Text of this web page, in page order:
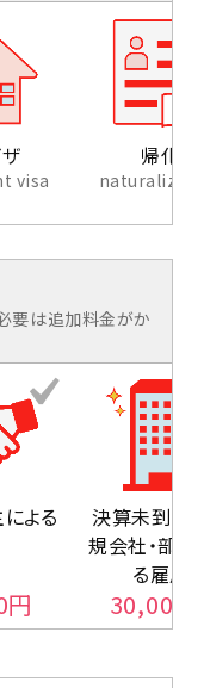
visa
帰化
要は追加料金がか
よる
円
決算未到来
規会社・部署
る雇用
30,000